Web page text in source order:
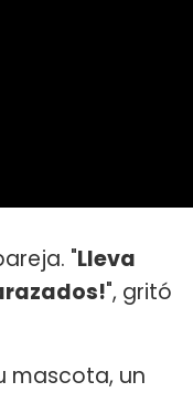
"Lleva
", gritó
mascota, un